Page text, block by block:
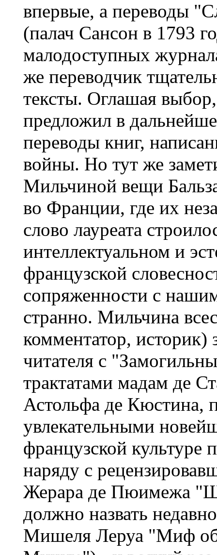
впервые, а переводы
(палач Сансон в 1793
малодоступных
же переводчик
тексты. Оглашая
предложил в
переводы книг,
войны. Но тут же
Мильчиной вещи
во Франции, где их
слово лауреата
интеллектуальном и
французской
сопряженности с
странно. Мильчина
комментатор, историк)
читателя с
трактатами мадам де
Астольфа де Кюстина,
увлекательными
французской культуре
наряду с
Жерара де Пюимежа
должно назвать
Мишеля Леруа "Миф об